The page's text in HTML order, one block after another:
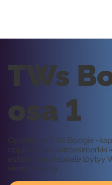
TWs
osa 1
Opetellaan TWs Boogie -
oppitunti on soittoesimerkki
esittämänä. Kappale löytyy
Human Being.